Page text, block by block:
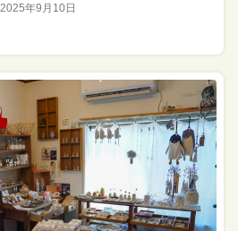
2025年9月10日